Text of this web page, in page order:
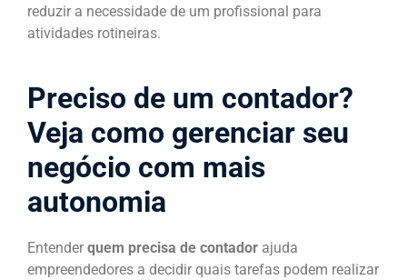
reduzir a necessidade de um profissional para
atividades rotineiras.
Preciso de um contador?
Veja como gerenciar seu
negócio com mais
autonomia
Entender quem precisa de contador ajuda
empreendedores a decidir quais tarefas podem realizar